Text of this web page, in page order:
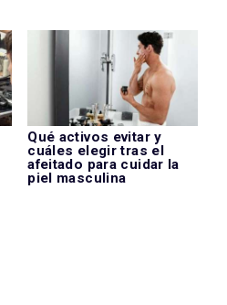
Qué activos evitar y
cuáles elegir tras el
afeitado para cuidar la
piel masculina